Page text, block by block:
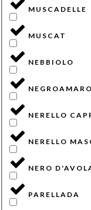
MUSCADELLE
MUSCAT
NEBBIOLO
NEGROAMARO
NERELLO
NERELLO
NERO
PARELLADA